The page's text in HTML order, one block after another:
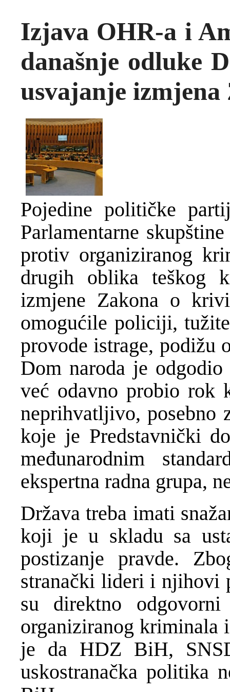
Izjava OHR-a i
današnje odluke
usvajanje
Pojedine političke
Parlamentarne
protiv organiziranog
drugih oblika teškog
izmjene Zakona o
omogućile policiji,
provode istrage, podižu
Dom naroda je
već odavno probio rok
neprihvatljivo, posebno
koje je Predstavnički
međunarodnim
ekspertna radna grupa,
Država treba imati
koji je u skladu sa
postizanje pravde.
stranački lideri i njihovi
su direktno
organiziranog
je da HDZ BiH,
uskostranačka politika